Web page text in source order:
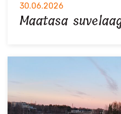
30.06.2026
Maatasa